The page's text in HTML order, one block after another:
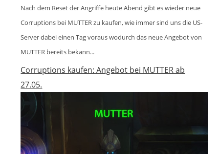
Nach dem Reset der Angriffe heute Abend gibt es wieder neue
Corruptions bei MUTTER zu kaufen, wie immer sind uns die US-
Server dabei einen Tag voraus wodurch das neue Angebot von
MUTTER bereits bekann...
Corruptions kaufen: Angebot bei MUTTER ab
27.05.